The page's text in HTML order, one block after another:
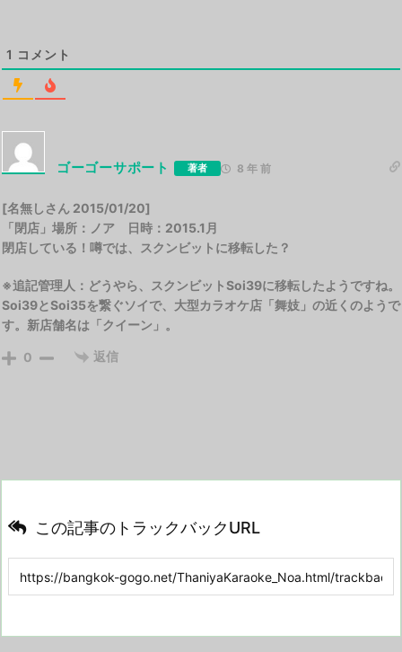
1 コメント
ゴーゴーサポート 著者 8 年 前
[名無しさん 2015/01/20]
「閉店」場所：ノア 日時：2015.1月
閉店している！噂では、スクンビットに移転した？
※追記管理人：どうやら、スクンビットSoi39に移転したようですね。
Soi39とSoi35を繋ぐソイで、大型カラオケ店「舞妓」の近くのようで
す。新店舗名は「クイーン」。
0 返信
この記事のトラックバックURL